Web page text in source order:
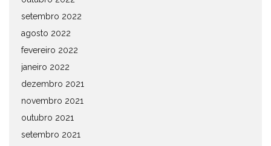
setembro 2022
agosto 2022
fevereiro 2022
janeiro 2022
dezembro 2021
novembro 2021
outubro 2021
setembro 2021